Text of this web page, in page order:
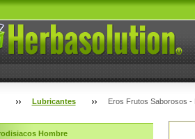
Lubricantes Eros Frutos Saborosos -
Hombre